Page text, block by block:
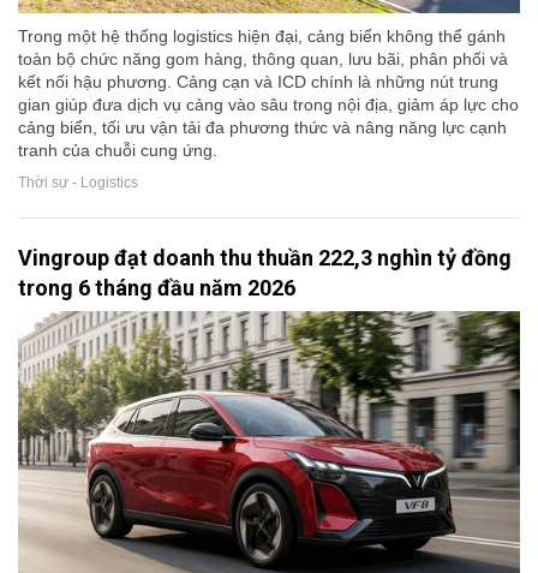
Trong một hệ thống logistics hiện đại, cảng biển không thể gánh
toàn bộ chức năng gom hàng, thông quan, lưu bãi, phân phối và
kết nối hậu phương. Cảng cạn và ICD chính là những nút trung
gian giúp đưa dịch vụ cảng vào sâu trong nội địa, giảm áp lực cho
cảng biển, tối ưu vận tải đa phương thức và nâng năng lực cạnh
tranh của chuỗi cung ứng.
Thời sự - Logistics
Vingroup đạt doanh thu thuần 222,3 nghìn tỷ đồng
trong 6 tháng đầu năm 2026